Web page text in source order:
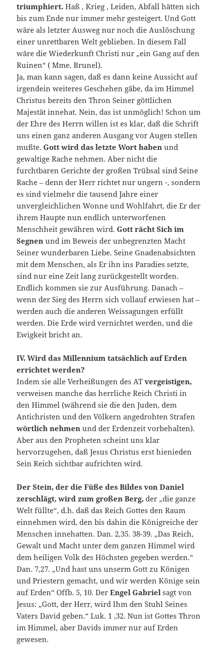
triumphiert. Haß , Krieg , Leiden, Abfall hätten sich
bis zum Ende nur immer mehr gesteigert. Und Gott
wäre als letzter Ausweg nur noch die Auslöschung
einer unrettbaren Welt geblieben. In diesem Fall
wäre die Wiederkunft Christi nur „ein Gang auf den
Ruinen“ ( Mme. Brunel).
Ja, man kann sagen, daß es dann keine Aussicht auf
irgendein weiteres Geschehen gäbe, da im Himmel
Christus bereits den Thron Seiner göttlichen
Majestät innehat. Nein, das ist unmöglich! Schon um
der Ehre des Herrn willen ist es klar, daß die Schrift
uns einen ganz anderen Ausgang vor Augen stellen
mußte. Gott wird das letzte Wort haben und
gewaltige Rache nehmen. Aber nicht die
furchtbaren Gerichte der großen Trübsal sind Seine
Rache – denn der Herr richtet nur ungern -, sondern
es sind vielmehr die tausend Jahre einer
unvergleichlichen Wonne und Wohlfahrt, die Er der
ihrem Haupte nun endlich unterworfenen
Menschheit gewähren wird.Gott rächt Sich im
Segnen und im Beweis der unbegrenzten Macht
Seiner wunderbaren Liebe. Seine Gnadenabsichten
mit dem Menschen, als Er ihn ins Paradies setzte,
sind nur eine Zeit lang zurückgestellt worden.
Endlich kommen sie zur Ausführung. Danach –
wenn der Sieg des Herrn sich vollauf erwiesen hat –
werden auch die anderen Weissagungen erfüllt
werden. Die Erde wird vernichtet werden, und die
Ewigkeit bricht an.
IV. Wird das Millennium tatsächlich auf Erden
errichtet werden?
Indem sie alle Verheißungen des ATvergeistigen,
verweisen manche das herrliche Reich Christi in
den Himmel (während sie die den Juden, dem
Antichristen und den Völkern angedrohten Strafen
wörtlich nehmen und der Erdenzeit vorbehalten).
Aber aus den Propheten scheint uns klar
hervorzugehen, daß Jesus Christus erst hienieden
Sein Reich sichtbar aufrichten wird.
Der Stein, der die Füße des Bildes von Daniel
zerschlägt, wird zum großen Berg, der „die ganze
Welt füllte“, d.h. daß das Reich Gottes den Raum
einnehmen wird, den bis dahin die Königreiche der
Menschen innehatten. Dan. 2,35. 38-39. „Das Reich,
Gewalt und Macht unter dem ganzen Himmel wird
dem heiligen Volk des Höchsten gegeben werden.“
Dan. 7,27. „Und hast uns unserm Gott zu Königen
und Priestern gemacht, und wir werden Könige sein
auf Erden“ Offb. 5, 10. DerEngel Gabriel sagt von
Jesus: „Gott, der Herr, wird Ihm den Stuhl Seines
Vaters David geben.“ Luk. 1 ,32. Nun ist Gottes Thron
im Himmel, aber Davids immer nur auf Erden
gewesen.